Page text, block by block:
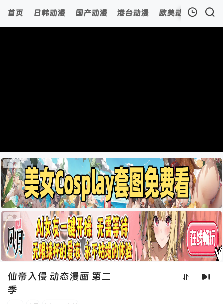
首页 日韩动漫 国产动漫 港台动漫 欧美动漫 动漫
仙帝入侵 动态漫画 第二
季